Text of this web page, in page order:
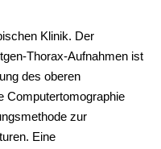
Klinik. Der
Thorax-Aufnahmen ist
des oberen
Computertomographie
zur
Eine